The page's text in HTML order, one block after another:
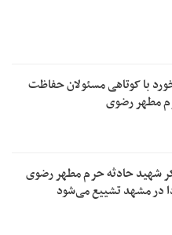
با کوتاهی مسئولان حفاظت
مطهر رضوی
شهید حادثه حرم مطهر رضوی
در مشهد تشییع می‌شود